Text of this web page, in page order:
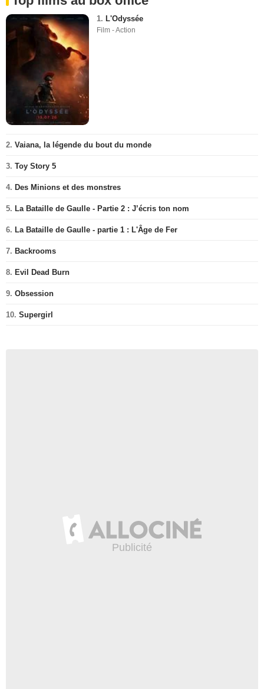
1. L'Odyssée
Film - Action
2. Vaiana, la légende du bout du monde
3. Toy Story 5
4. Des Minions et des monstres
5. La Bataille de Gaulle - Partie 2 : J’écris ton nom
6. La Bataille de Gaulle - partie 1 : L'Âge de Fer
7. Backrooms
8. Evil Dead Burn
9. Obsession
10. Supergirl